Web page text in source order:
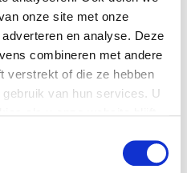
onze site met onze
en analyse. Deze
combineren met andere
verstrekt of die ze hebben
van hun services. U
een duidelijk beeld van het